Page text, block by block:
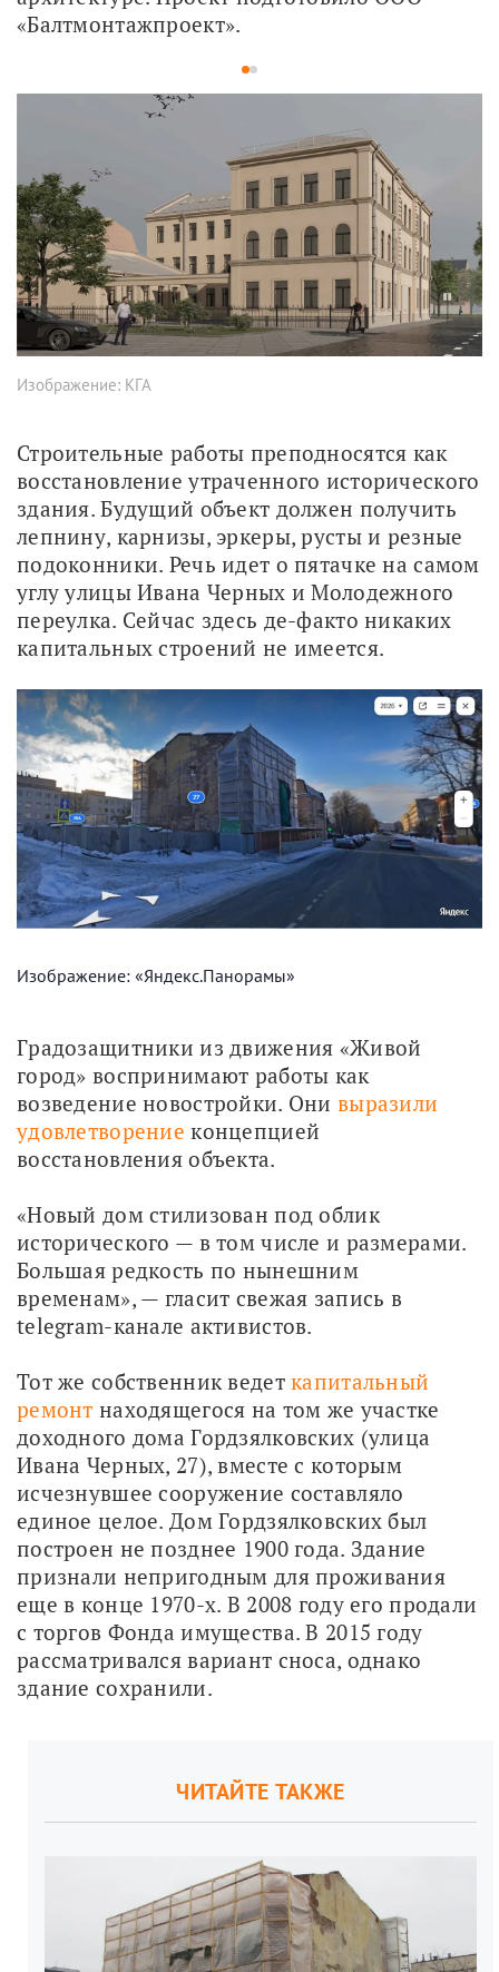
«Балтмонтажпроект».
12
Изображение: КГА
Строительные работы преподносятся как
восстановление утраченного исторического
здания. Будущий объект должен получить
лепнину, карнизы, эркеры, русты и резные
подоконники. Речь идет о пятачке на самом
углу улицы Ивана Черных и Молодежного
переулка. Сейчас здесь де-факто никаких
капитальных строений не имеется.
Изображение: «Яндекс.Панорамы»
Градозащитники из движения «Живой
город» воспринимают работы как
возведение новостройки. Они выразили
удовлетворение концепцией
восстановления объекта.
«Новый дом стилизован под облик
исторического — в том числе и размерами.
Большая редкость по нынешним
временам», — гласит свежая запись в
telegram-канале активистов.
Тот же собственник ведет капитальный
ремонт находящегося на том же участке
доходного дома Гордзялковских (улица
Ивана Черных, 27), вместе с которым
исчезнувшее сооружение составляло
единое целое. Дом Гордзялковских был
построен не позднее 1900 года. Здание
признали непригодным для проживания
еще в конце 1970-х. В 2008 году его продали
с торгов Фонда имущества. В 2015 году
рассматривался вариант сноса, однако
здание сохранили.
ЧИТАЙТЕ ТАКЖЕ